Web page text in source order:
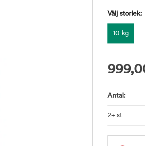
Välj storlek:
10 kg
Antal:
2+ st